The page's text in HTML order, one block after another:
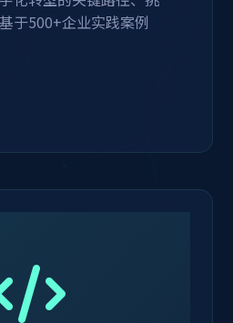
于500+企业实践案例